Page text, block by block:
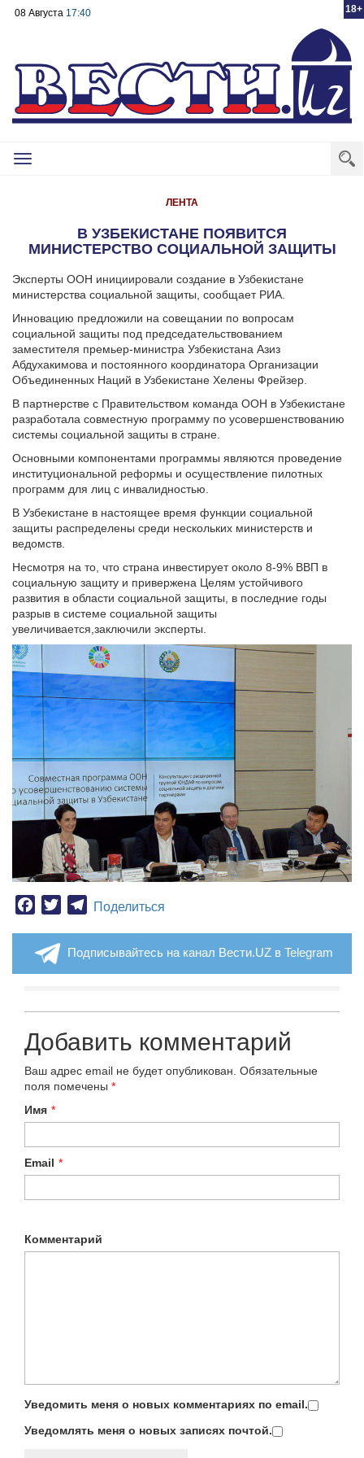
18+
08 Августа 17:40
Toggle
ЛЕНТА
В УЗБЕКИСТАНЕ ПОЯВИТСЯ
МИНИСТЕРСТВО СОЦИАЛЬНОЙ ЗАЩИТЫ
Эксперты ООН инициировали создание в Узбекистане
министерства социальной защиты, сообщает РИА.
Инновацию предложили на совещании по вопросам
социальной защиты под председательствованием
заместителя премьер-министра Узбекистана Азиз
Абдухакимова и постоянного координатора Организации
Объединенных Наций в Узбекистане Хелены Фрейзер.
В партнерстве с Правительством команда ООН в Узбекистане
разработала совместную программу по усовершенствованию
системы социальной защиты в стране.
Основными компонентами программы являются проведение
институциональной реформы и осуществление пилотных
программ для лиц с инвалидностью.
В Узбекистане в настоящее время функции социальной
защиты распределены среди нескольких министерств и
ведомств.
Несмотря на то, что страна инвестирует около 8-9% ВВП в
социальную защиту и привержена Целям устойчивого
развития в области социальной защиты, в последние годы
разрыв в системе социальной защиты
увеличивается,заключили эксперты.
Facebook
TwitterTelegram
Поделиться
Подписывайтесь на канал Вести.UZ в Telegram
Добавить комментарий
Ваш адрес email не будет опубликован. Обязательные
поля помечены *
Имя *
Email *
Комментарий
Уведомить меня о новых комментариях по email.
Уведомлять меня о новых записях почтой.